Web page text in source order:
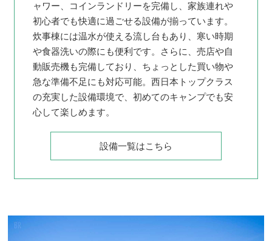
ャワー、コインランドリーを完備し、家族連れや
初心者でも快適に過ごせる設備が揃っています。
炊事棟には温水が使える流し台もあり、寒い時期
や食器洗いの際にも便利です。さらに、売店や自
動販売機も完備しており、ちょっとした買い物や
急な準備不足にも対応可能。西日本トップクラス
の充実した設備環境で、初めてのキャンプでも安
心して楽しめます。
設備一覧はこちら